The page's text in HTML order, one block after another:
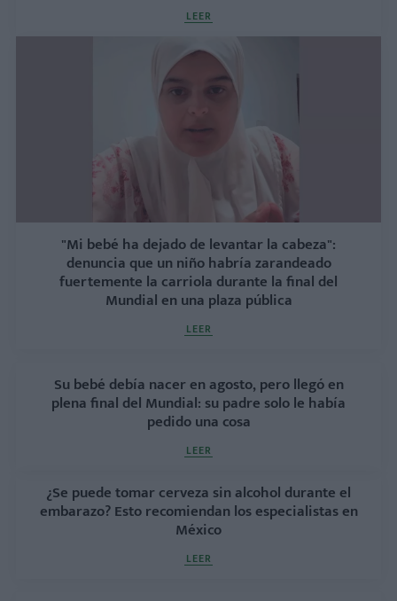
LEER
"Mi bebé ha dejado de levantar la cabeza":
denuncia que un niño habría zarandeado
fuertemente la carriola durante la final del
Mundial en una plaza pública
LEER
Su bebé debía nacer en agosto, pero llegó en
plena final del Mundial: su padre solo le había
pedido una cosa
LEER
¿Se puede tomar cerveza sin alcohol durante el
embarazo? Esto recomiendan los especialistas en
México
LEER